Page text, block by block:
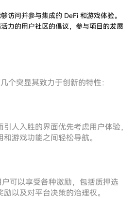
访问并参与集成的 DeFi 和游戏体验。
力的用户社区的倡议，参与项目的发展
个突显其致力于创新的特性：
人入胜的界面优先考虑用户体验，
游戏功能之间轻松导航。
可以享受各种激励，包括质押选
以及对平台决策的治理权。